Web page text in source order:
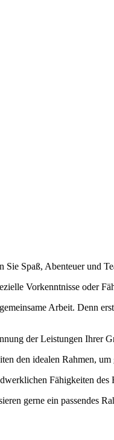
Spaß, Abenteuer und
Vorkenntnisse oder
Arbeit. Denn
der Leistungen Ihrer
den idealen Rahmen,
Fähigkeiten
gerne ein passendes